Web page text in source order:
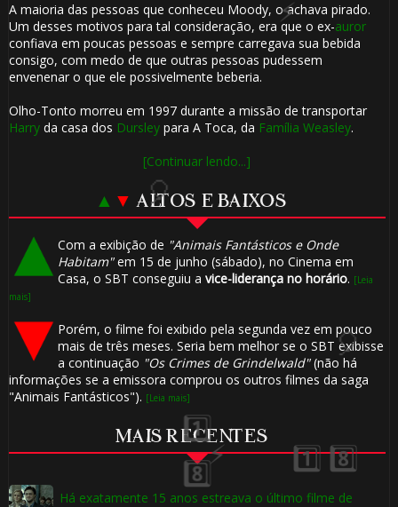
A maioria das pessoas que conheceu Moody, o achava pirado.
Um desses motivos para tal consideração, era que o ex-auror
confiava em poucas pessoas e sempre carregava sua bebida
consigo, com medo de que outras pessoas pudessem
envenenar o que ele possivelmente beberia.
Olho-Tonto morreu em 1997 durante a missão de transportar
Harryda casa dos Dursleypara A Toca, da Família Weasley.
[Continuar lendo...]
▲ ▼ ALTOS E BAIXOS
Com a exibição de "Animais Fantásticos e Onde
Habitam"em 15 de junho (sábado), no Cinema em
Casa, o SBT conseguiu a vice-liderança no horário. [Leia
mais]
Porém, o filme foi exibido pela segunda vez em pouco
mais de três meses. Seria bem melhor se o SBT exibisse
a continuação "Os Crimes de Grindelwald"(não há
informações se a emissora comprou os outros filmes da saga
"Animais Fantásticos"). [Leia mais]
MAIS RECENTES
Há exatamente 15 anos estreava o último filme de
🎂
🎈